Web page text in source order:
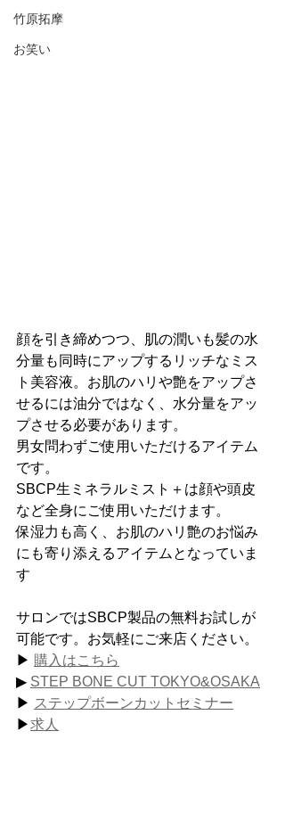
竹原拓摩
お笑い
顔を引き締めつつ、肌の潤いも髪の水
分量も同時にアップするリッチなミス
ト美容液。お肌のハリや艶をアップさ
せるには油分ではなく、水分量をアッ
プさせる必要があります。
男女問わずご使用いただけるアイテム
です。
SBCP生ミネラルミスト＋は顔や頭皮
など全身にご使用いただけます。
保湿力も高く、お肌のハリ艶のお悩み
にも寄り添えるアイテムとなっていま
す
サロンではSBCP製品の無料お試しが
可能です。お気軽にご来店ください。
▶︎ 購入はこちら
▶︎ STEP BONE CUT TOKYO&OSAKA
▶︎ ステップボーンカットセミナー
▶︎求人